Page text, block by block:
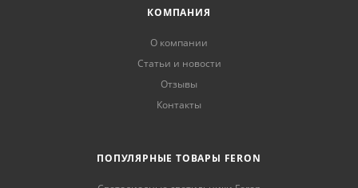
КОМПАНИЯ
О компании
Статьи и новости
Отзывы
Контакты
ПОПУЛЯРНЫЕ ТОВАРЫ FERON